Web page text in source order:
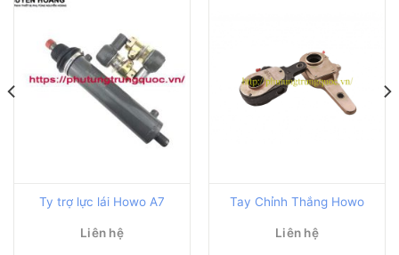
Ty trợ lực lái Howo A7
Liên hệ
Tay Chỉnh Thắng Howo
Liên hệ